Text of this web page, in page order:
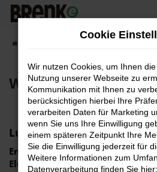
Zum
springen
E-Mobility bei
WEY
Luxus, Innovation und
Entdecken Sie WEY E-Autos –
Elektromobilität, die von dem
Cookie
Wir nutzen Cookies, um Ihnen
Nutzung unserer Webseite zu
Kommunikation mit Ihnen zu
berücksichtigen hierbei Ihre
verarbeiten Daten für Marketing
wenn Sie uns Ihre Einwilligung
einem späteren Zeitpunkt Ihre
Sie die Einwilligung jederzeit für
Weitere Informationen zum
Datenverarbeitung finden Sie hier: